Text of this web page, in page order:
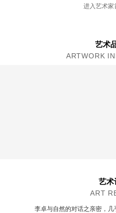
进入艺术家
艺术
ARTWORK
艺术
ART
李卓与自然的对话之亲密，